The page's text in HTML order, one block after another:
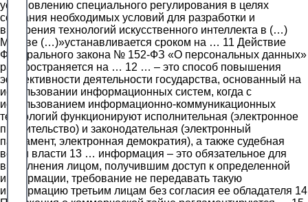
установлению специального регулирования в целях
создания необходимых условий для разработки и
внедрения технологий искусственного интеллекта в (…)
Москве (…)»устанавливается сроком на … 11 Действие
Федерального закона № 152-ФЗ «О персональных данных»
распространяется на … 12 … – это способ повышения
эффективности деятельности государства, основанный на
использовании информационных систем, когда с
использованием информационно-коммуникационных
технологий функционируют исполнительная (электронное
правительство) и законодательная (электронный
парламент, электронная демократия), а также судебная
ветви власти 13 … информация – это обязательное для
выполнения лицом, получившим доступ к определенной
информации, требование не передавать такую
информацию третьим лицам без согласия ее обладателя 14